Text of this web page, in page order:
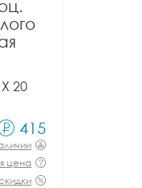
20
415
цена